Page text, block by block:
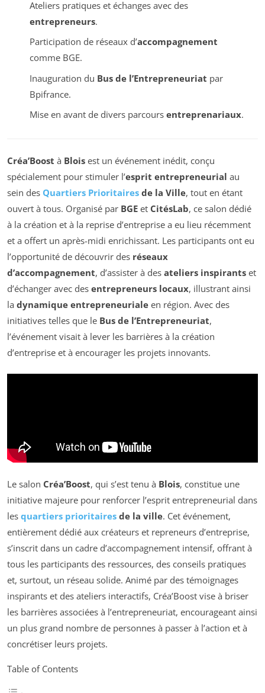
Ateliers pratiques et échanges avec des
entrepreneurs.
Participation de réseaux d’accompagnement
comme BGE.
Inauguration du Bus de l’Entrepreneuriat par
Bpifrance.
Mise en avant de divers parcours entreprenariaux.
Créa’Boost à Blois est un événement inédit, conçu
spécialement pour stimuler l’esprit entrepreneurial au
sein des Quartiers Prioritaires de la Ville, tout en étant
ouvert à tous. Organisé par BGE et CitésLab, ce salon dédié
à la création et à la reprise d’entreprise a eu lieu récemment
et a offert un après-midi enrichissant. Les participants ont eu
l’opportunité de découvrir des réseaux
d’accompagnement, d’assister à des ateliers inspirants et
d’échanger avec des entrepreneurs locaux, illustrant ainsi
la dynamique entrepreneuriale en région. Avec des
initiatives telles que le Bus de l’Entrepreneuriat,
l’événement visait à lever les barrières à la création
d’entreprise et à encourager les projets innovants.
Le salon Créa’Boost, qui s’est tenu à Blois, constitue une
initiative majeure pour renforcer l’esprit entrepreneurial dans
les quartiers prioritaires de la ville. Cet événement,
entièrement dédié aux créateurs et repreneurs d’entreprise,
s’inscrit dans un cadre d’accompagnement intensif, offrant à
tous les participants des ressources, des conseils pratiques
et, surtout, un réseau solide. Animé par des témoignages
inspirants et des ateliers interactifs, Créa’Boost vise à briser
les barrières associées à l’entrepreneuriat, encourageant ainsi
un plus grand nombre de personnes à passer à l’action et à
concrétiser leurs projets.
Table of Contents